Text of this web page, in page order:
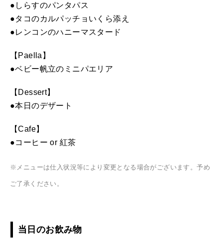
●しらすのパンタパス
●タコのカルパッチョいくら添え
●レンコンのハニーマスタード
【Paella】
●ベビー帆立のミニパエリア
【Dessert】
●本日のデザート
【Cafe】
●コーヒー or 紅茶
※メニューは仕入状況等により変更となる場合がございます。予め
ご了承ください。
当日のお飲み物